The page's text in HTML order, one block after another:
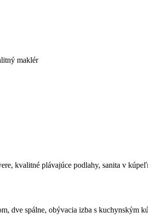
maklér
kvalitné plávajúce podlahy, sanita v
dve spálne, obývacia izba s kuchynským